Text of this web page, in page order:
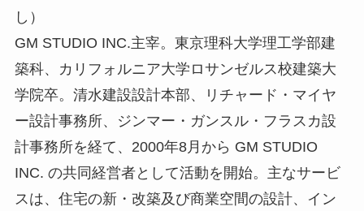
し）
GM STUDIO INC.主宰。東京理科大学理工学部建
築科、カリフォルニア大学ロサンゼルス校建築大
学院卒。清水建設設計本部、リチャード・マイヤ
ー設計事務所、ジンマー・ガンスル・フラスカ設
計事務所を経て、2000年8月から GM STUDIO
INC. の共同経営者として活動を開始。主なサービ
スは、住宅の新・改築及び商業空間の設計、イン